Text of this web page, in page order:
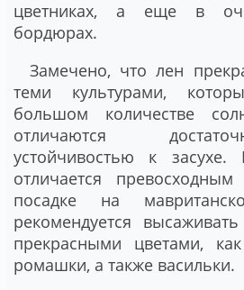
цветниках, а еще в
бордюрах.
Замечено, что лен
теми культурами,
большом количестве
отличаются
устойчивостью к засухе.
отличается
посадке на
рекомендуется
прекрасными цветами,
ромашки, а также васильки.